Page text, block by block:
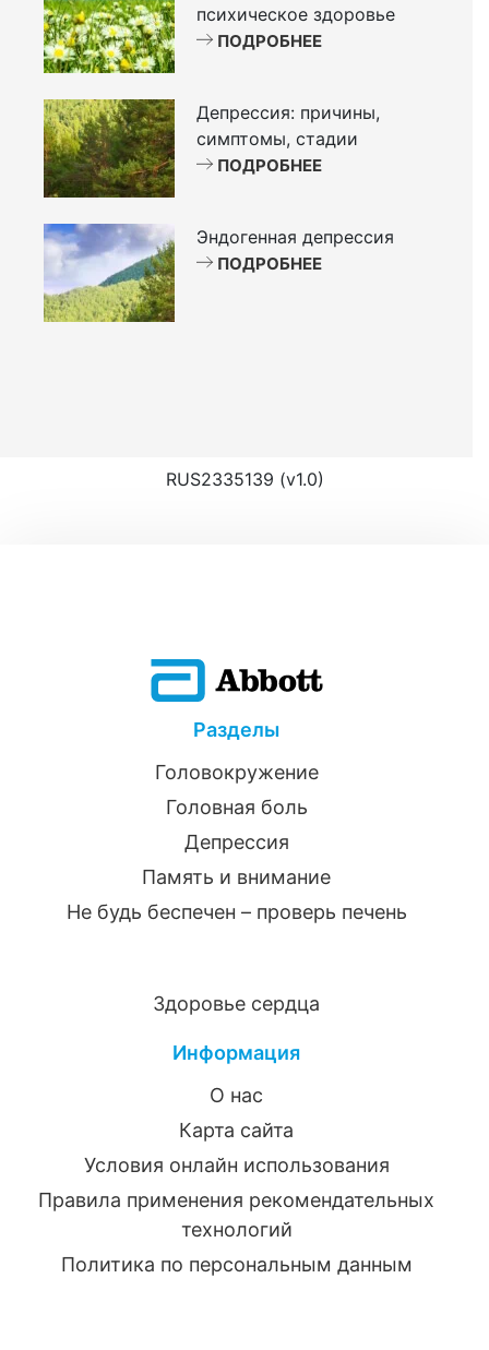
психическое здоровье
ПОДРОБНЕЕ
Депрессия: причины,
симптомы, стадии
ПОДРОБНЕЕ
Эндогенная депрессия
ПОДРОБНЕЕ
RUS2335139 (v1.0)
Разделы
Головокружение
Головная боль
Депрессия
Память и внимание
Не будь беспечен – проверь печень
Здоровье сердца
Информация
О нас
Карта сайта
Условия онлайн использования
Правила применения рекомендательных
технологий
Политика по персональным данным